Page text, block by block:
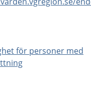
för personer med